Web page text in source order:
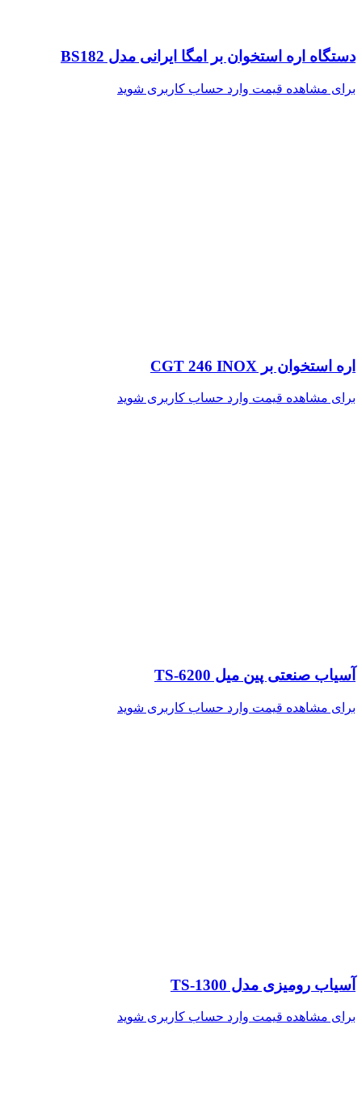
دستگاه اره استخوان بر امگا ایرانی مدل BS182
برای مشاهده قیمت وارد حساب کاربری شوید
اره استخوان بر CGT 246 INOX
برای مشاهده قیمت وارد حساب کاربری شوید
آسیاب صنعتی پین میل TS-6200
برای مشاهده قیمت وارد حساب کاربری شوید
آسیاب رومیزی مدل TS-1300
برای مشاهده قیمت وارد حساب کاربری شوید